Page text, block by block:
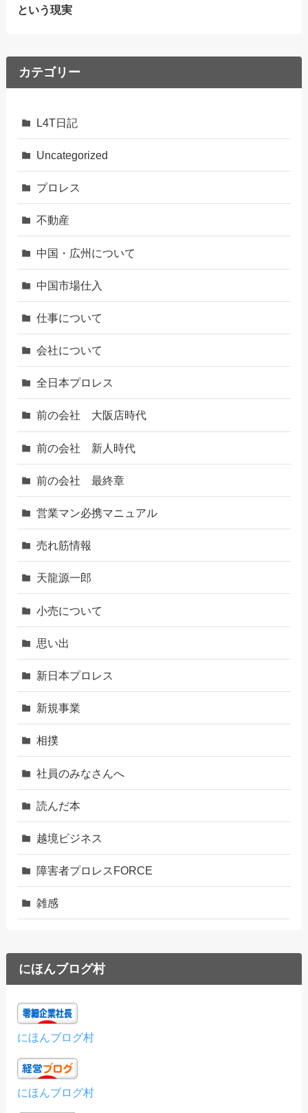
という現実
カテゴリー
L4T日記
Uncategorized
プロレス
不動産
中国・広州について
中国市場仕入
仕事について
会社について
全日本プロレス
前の会社 大阪店時代
前の会社 新人時代
前の会社 最終章
営業マン必携マニュアル
売れ筋情報
天龍源一郎
小売について
思い出
新日本プロレス
新規事業
相撲
社員のみなさんへ
読んだ本
越境ビジネス
障害者プロレスFORCE
雑感
にほんブログ村
にほんブログ村
にほんブログ村